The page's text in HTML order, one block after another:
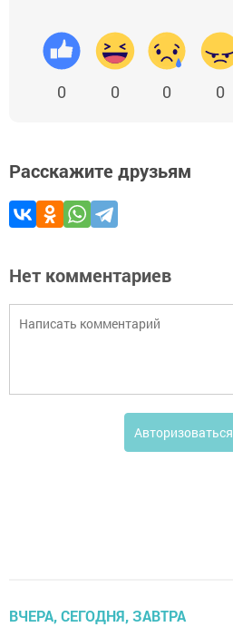
0 0 0 0
Расскажите друзьям
Нет комментариев
Авторизоваться
ВЧЕРА, СЕГОДНЯ, ЗАВТРА